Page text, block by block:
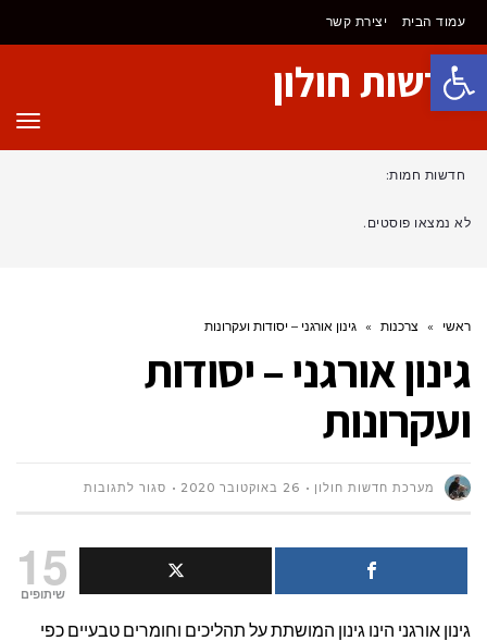
פתח סרגל נגישות
עמוד הבית יצירת קשר
חדשות חולון
חדשות חמות:
לא נמצאו פוסטים.
ראשי » צרכנות » גינון אורגני – יסודות ועקרונות
גינון אורגני – יסודות
ועקרונות
מערכת חדשות חולון 26 באוקטובר 2020 סגור לתגובותעל
אורגני
–
15
שיתופים
גינון אורגני הינו גינון המושתת על תהליכים וחומרים טבעיים כפי